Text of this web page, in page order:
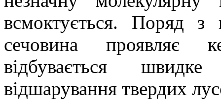
всмоктується. Поряд з
сечовина проявляє
відбувається
відшарування твердих